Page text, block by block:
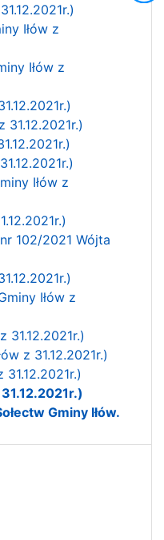
Iłów z
Iłów z
Iłów z
102/2021 Wójta
Iłów z
31.12.2021r.)
z 31.12.2021r.)
Gminy Iłów.